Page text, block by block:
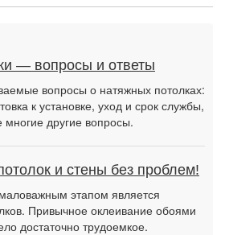
— вопросы и ответы
вопросы о натяжных потолках:
к установке, уход и срок службы,
многие другие вопросы.
и стены без проблем!
этапом является
Привычное оклеивание обоями
достаточно трудоемкое.